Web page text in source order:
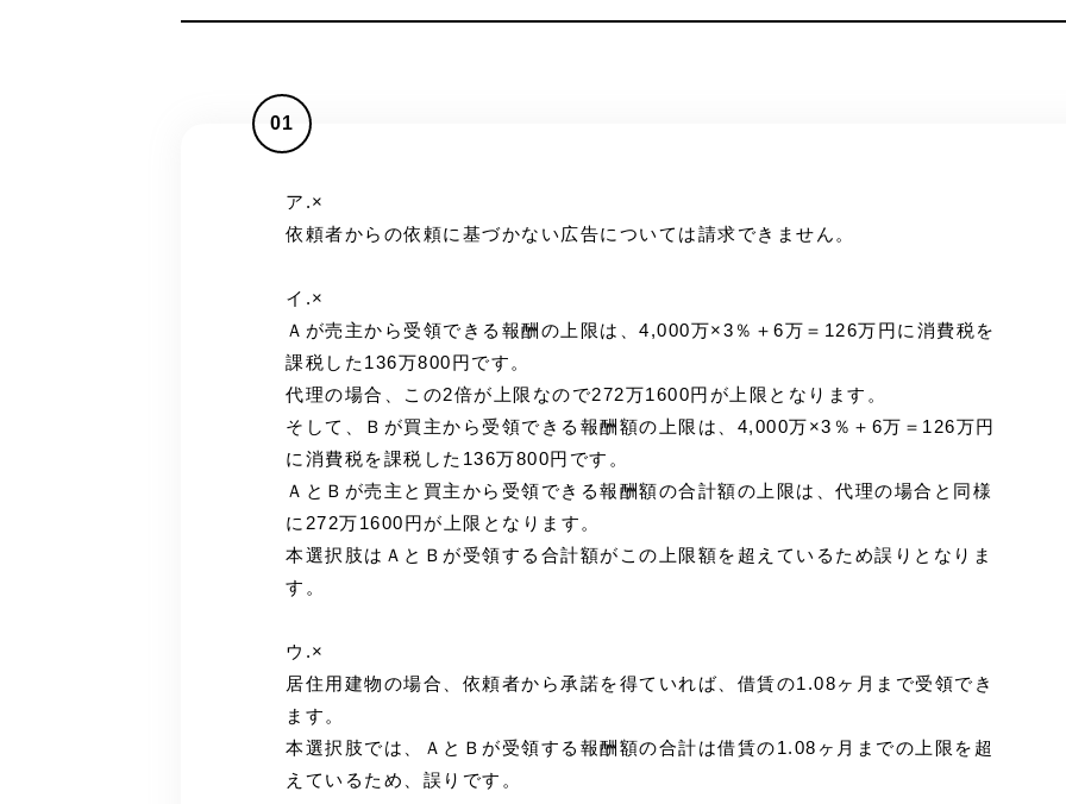
01
ア.×
依頼者からの依頼に基づかない広告については請求できません。
イ.×
Ａが売主から受領できる報酬の上限は、4,000万×3％＋6万＝126万円に消費税を
課税した136万800円です。
代理の場合、この2倍が上限なので272万1600円が上限となります。
そして、Ｂが買主から受領できる報酬額の上限は、4,000万×3％＋6万＝126万円
に消費税を課税した136万800円です。
ＡとＢが売主と買主から受領できる報酬額の合計額の上限は、代理の場合と同様
に272万1600円が上限となります。
本選択肢はＡとＢが受領する合計額がこの上限額を超えているため誤りとなりま
す。
ウ.×
居住用建物の場合、依頼者から承諾を得ていれば、借賃の1.08ヶ月まで受領でき
ます。
本選択肢では、ＡとＢが受領する報酬額の合計は借賃の1.08ヶ月までの上限を超
えているため、誤りです。